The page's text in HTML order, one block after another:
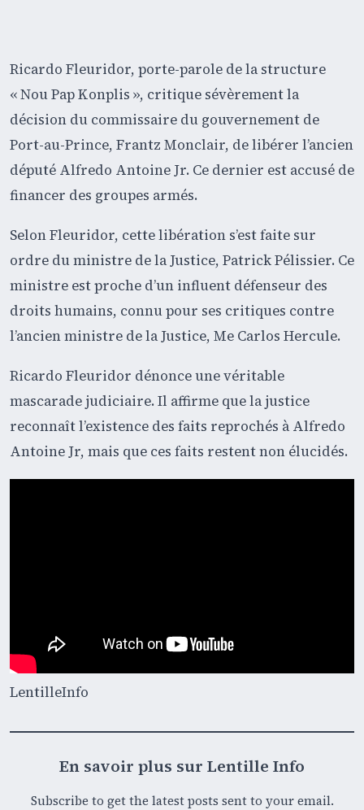
Ricardo Fleuridor, porte-parole de la structure
« Nou Pap Konplis », critique sévèrement la
décision du commissaire du gouvernement de
Port-au-Prince, Frantz Monclair, de libérer l’ancien
député Alfredo Antoine Jr. Ce dernier est accusé de
financer des groupes armés.
Selon Fleuridor, cette libération s’est faite sur
ordre du ministre de la Justice, Patrick Pélissier. Ce
ministre est proche d’un influent défenseur des
droits humains, connu pour ses critiques contre
l’ancien ministre de la Justice, Me Carlos Hercule.
Ricardo Fleuridor dénonce une véritable
mascarade judiciaire. Il affirme que la justice
reconnaît l’existence des faits reprochés à Alfredo
Antoine Jr, mais que ces faits restent non élucidés.
LentilleInfo
En savoir plus sur Lentille Info
Subscribe to get the latest posts sent to your email.